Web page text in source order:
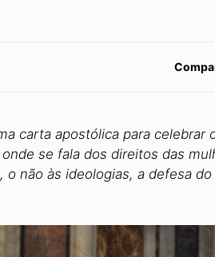
carta apostólica para celebrar
se fala dos direitos das
não às ideologias, a defesa